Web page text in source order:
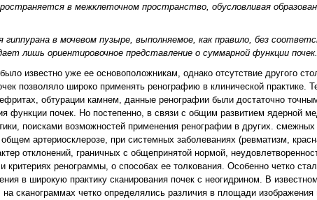
в межклеточном пространство, обусловливая
гиппурана в мочевом пузыре, выполняемое, как правило, без
лишь ориентировочное представление о суммарной функции почек.
известно уже ее основоположникам, однако отсутствие другого
позволяло широко применять ренографию в клинической практике.
обтурации камнем, данные ренографии были достаточно
функции почек. Но постепенно, в связи с общим развитием ядерной
поисками возможностей применения ренографии в других.
артериосклерозе, при системных заболеваниях (ревматизм,
отклонений, граничных с общепринятой нормой,
критериях peнограммы, о способах ее толкования. Особенно четко
в широкую практику сканирования почек с неогидрином. В
сканограммах четко определялись различия в площади